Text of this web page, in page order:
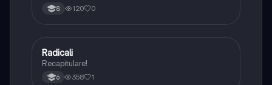
8 120 0
Matematică
Radicali
Recapitulare!
6 358 1